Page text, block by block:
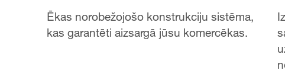
Ēkas norobežojošo konstrukciju sistēma,
kas garantēti aizsargā jūsu komercēkas.